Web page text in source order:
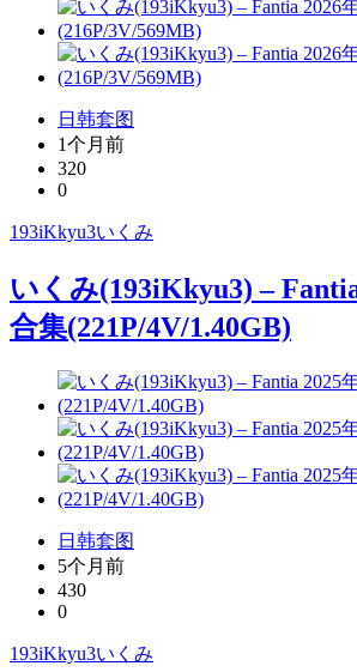
日韩套图
1个月前
320
0
193iKkyu3いくみ
いくみ(193iKkyu3) –
合集(221P/4V/1.40GB)
日韩套图
5个月前
430
0
193iKkyu3いくみ